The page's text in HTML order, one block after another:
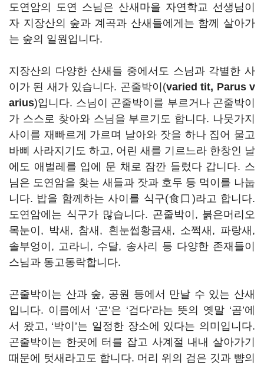
도연암의 도연 스님은 산새마을 자연학교 선생님이
자 지장산의 숲과 계곡과 산새들에게는 함께 살아가
는 숲의 일원입니다.
지장산의 다양한 산새들 중에서도 스님과 각별한 사
이가 된 새가 있습니다. 곤줄박이(varied tit, Parus v
arius)입니다. 스님이 곤줄박이를 부르거나 곤줄박이
가 스스로 찾아와 스님을 부르기도 합니다. 나뭇가지
사이를 재빠르게 가르며 날아와 잣을 하나 집어 물고
바삐 사라지기도 하고, 어린 새를 기르느라 한창인 날
에도 애벌레를 입에 문 채로 잠깐 들렀다 갑니다. 스
님은 도연암을 찾는 새들과 잣과 호두 등 먹이를 나눕
니다. 밥을 함께하는 사이를 식구(食口)라고 합니다.
도연암에는 식구가 많습니다. 곤줄박이, 붉은머리오
목눈이, 박새, 참새, 흰눈썹황금새, 소쩍새, 파랑새,
솔부엉이, 고라니, 수달, 송사리 등 다양한 존재들이
스님과 동고동락합니다.
곤줄박이는 산과 숲, 공원 등에서 만날 수 있는 산새
입니다. 이름에서 ‘곤’은 ‘검다’라는 뜻의 옛말 ‘곰’에
서 왔고, ‘박이’는 일정한 장소에 있다는 의미입니다.
곤줄박이는 한곳에 터를 잡고 사계절 내내 살아가기
때문에 텃새라고도 합니다. 머리 위의 검은 깃과 뺨의